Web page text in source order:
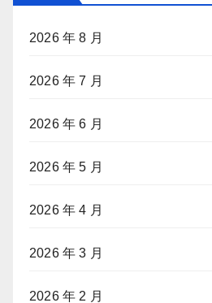
2026 年 8 月
2026 年 7 月
2026 年 6 月
2026 年 5 月
2026 年 4 月
2026 年 3 月
2026 年 2 月